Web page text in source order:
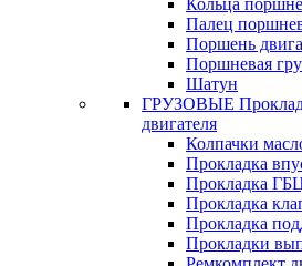
Кольца
Палец
Поршень
Поршневая
Шатун
ГРУЗОВЫЕ
двигателя
Колпачки
Прокладка
Прокладка
Прокладка
Прокладка
Прокладки